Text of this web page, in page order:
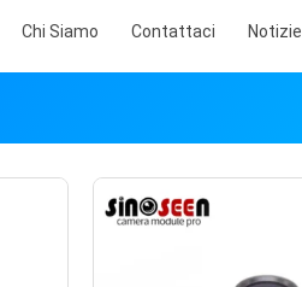
Chi Siamo Contattaci Notizie